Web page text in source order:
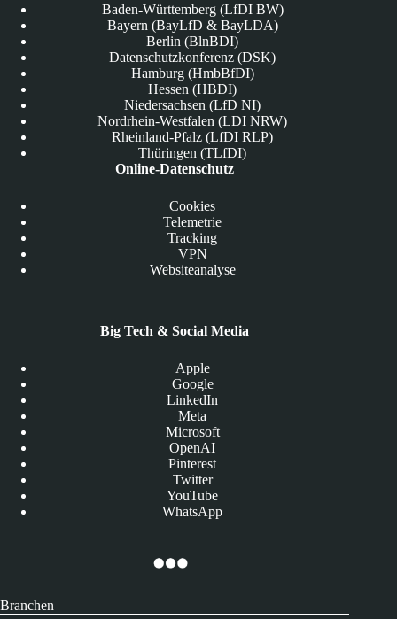
Baden-Württemberg (LfDI BW)
Bayern (BayLfD & BayLDA)
Berlin (BlnBDI)
Datenschutzkonferenz (DSK)
Hamburg (HmbBfDI)
Hessen (HBDI)
Niedersachsen (LfD NI)
Nordrhein-Westfalen (LDI NRW)
Rheinland-Pfalz (LfDI RLP)
Thüringen (TLfDI)
Online-Datenschutz
Cookies
Telemetrie
Tracking
VPN
Websiteanalyse
Big Tech & Social Media
Apple
Google
LinkedIn
Meta
Microsoft
OpenAI
Pinterest
Twitter
YouTube
WhatsApp
Branchen